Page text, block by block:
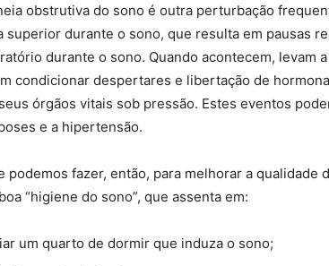
obstrutiva do sono é outra perturbação
superior durante o sono, que resulta em pausas
durante o sono. Quando acontecem, levam
condicionar despertares e libertação de
órgãos vitais sob pressão. Estes eventos
e a hipertensão.
podemos fazer, então, para melhorar a qualidade
“higiene do sono”, que assenta em:
um quarto de dormir que induza o sono;